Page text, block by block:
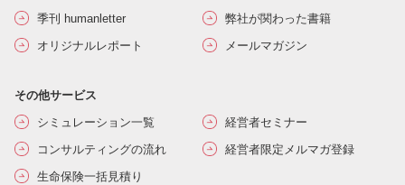
季刊 humanletter
弊社が関わった書籍
オリジナルレポート
メールマガジン
その他サービス
シミュレーション一覧
経営者セミナー
コンサルティングの流れ
経営者限定メルマガ登録
生命保険一括見積り